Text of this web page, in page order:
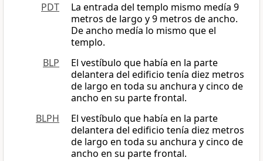
PDT
La entrada del templo mismo medía 9
metros de largo y 9 metros de ancho.
De ancho medía lo mismo que el
templo.
BLP
El vestíbulo que había en la parte
delantera del edificio tenía diez metros
de largo en toda su anchura y cinco de
ancho en su parte frontal.
BLPH
El vestíbulo que había en la parte
delantera del edificio tenía diez metros
de largo en toda su anchura y cinco de
ancho en su parte frontal.